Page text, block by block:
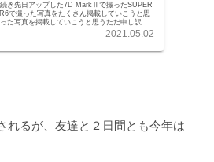
き先日アップした7D MarkⅡで撮ったSUPER
で撮った写真をたくさん掲載していこうと思
た写真を掲載していこうと思うただ申し訳な
2021.05.02
れるが、友達と２日間とも今年は